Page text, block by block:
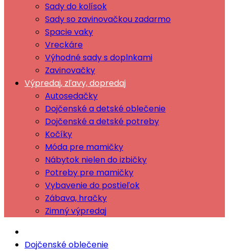
Sady do kolísok
Sady so zavinovačkou zadarmo
Spacie vaky
Vreckáre
Výhodné sady s doplnkami
Zavinovačky
Výpredaj, zľavy, dopredaj
Autosedačky
Dojčenské a detské oblečenie
Dojčenské a detské potreby
Kočíky
Móda pre mamičky
Nábytok nielen do izbičky
Potreby pre mamičky
Vybavenie do postieľok
Zábava, hračky
Zimný výpredaj
Dojčenské oblečenie